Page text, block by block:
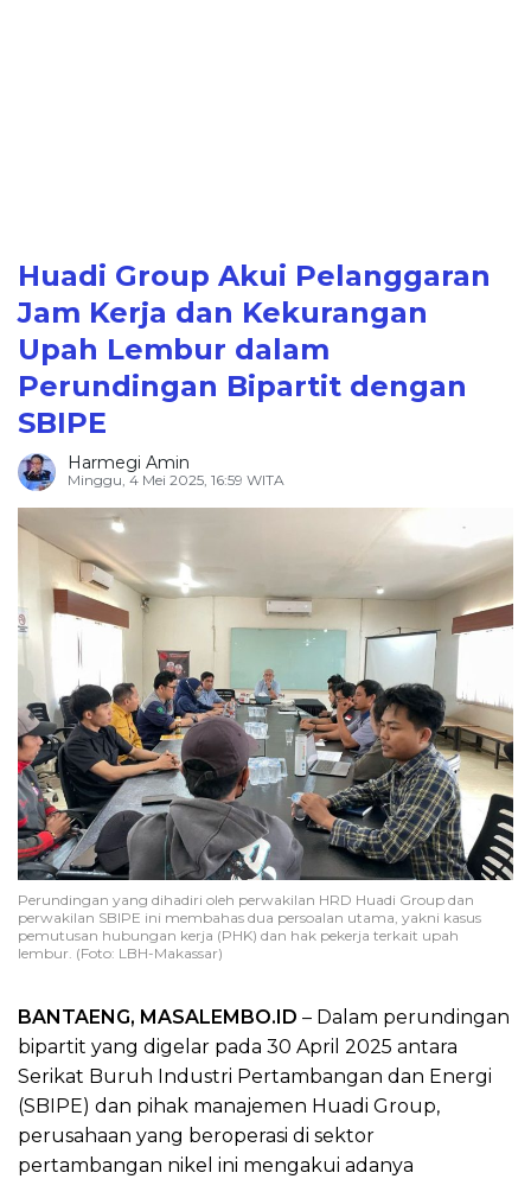
Huadi Group Akui Pelanggaran
Jam Kerja dan Kekurangan
Upah Lembur dalam
Perundingan Bipartit dengan
SBIPE
Harmegi Amin
Minggu, 4 Mei 2025, 16:59 WITA
Perundingan yang dihadiri oleh perwakilan HRD Huadi Group dan
perwakilan SBIPE ini membahas dua persoalan utama, yakni kasus
pemutusan hubungan kerja (PHK) dan hak pekerja terkait upah
lembur. (Foto: LBH-Makassar)
BANTAENG, MASALEMBO.ID – Dalam perundingan
bipartit yang digelar pada 30 April 2025 antara
Serikat Buruh Industri Pertambangan dan Energi
(SBIPE) dan pihak manajemen Huadi Group,
perusahaan yang beroperasi di sektor
pertambangan nikel ini mengakui adanya